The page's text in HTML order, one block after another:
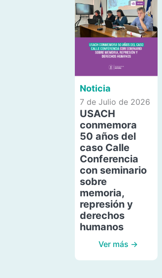
Noticia
7 de Julio de 2026
USACH
conmemora
50 años del
caso Calle
Conferencia
con seminario
sobre
memoria,
represión y
derechos
humanos
Ver más →